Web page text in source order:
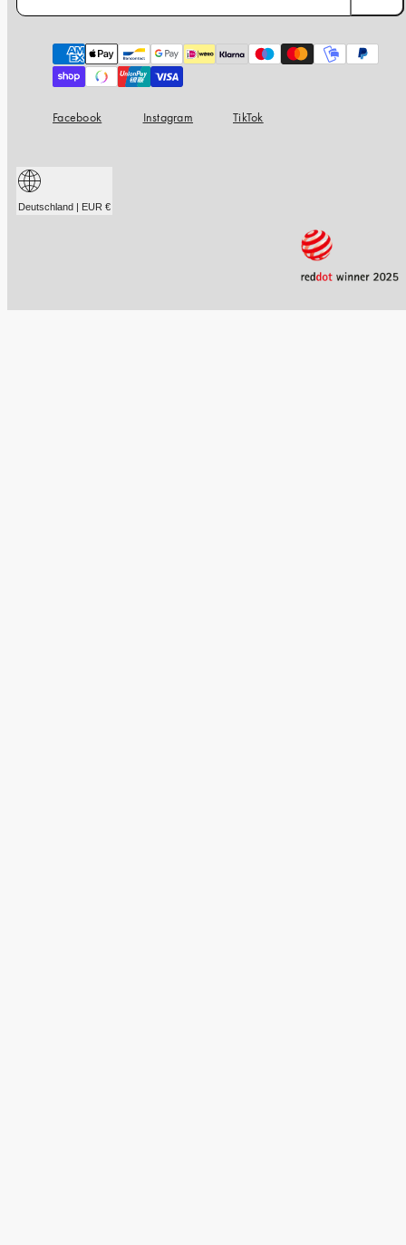
Zahlungsarten
Facebook Instagram TikTok
Deutschland | EUR €